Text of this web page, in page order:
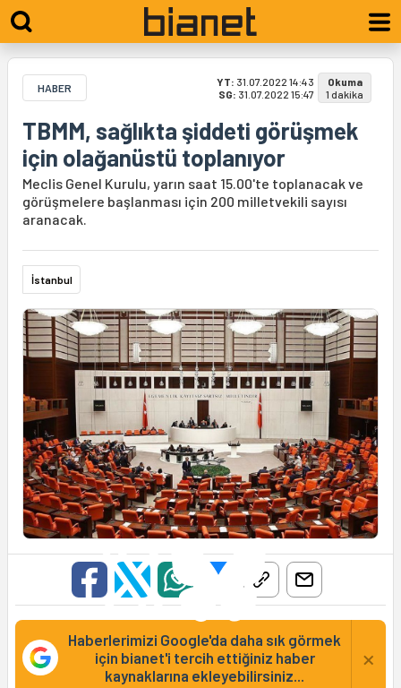
HABER YT: 31.07.2022 14:43
SG: 31.07.2022 15:47
Okuma
1 dakika
TBMM, sağlıkta şiddeti görüşmek
için olağanüstü toplanıyor
Meclis Genel Kurulu, yarın saat 15.00'te toplanacak ve
görüşmelere başlanması için 200 milletvekili sayısı
aranacak.
İstanbul
Haberlerimizi Google'da daha sık görmek
için bianet'i tercih ettiğiniz haber
kaynaklarına ekleyebilirsiniz...
×